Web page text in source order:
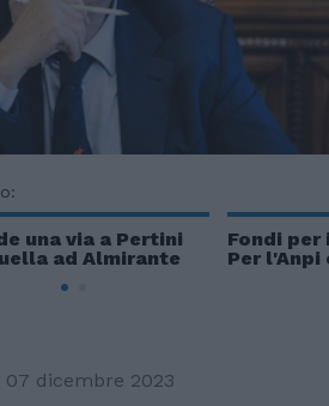
una via a Pertini
ad Almirante
Fondi per
Per
07 dicembre 2023